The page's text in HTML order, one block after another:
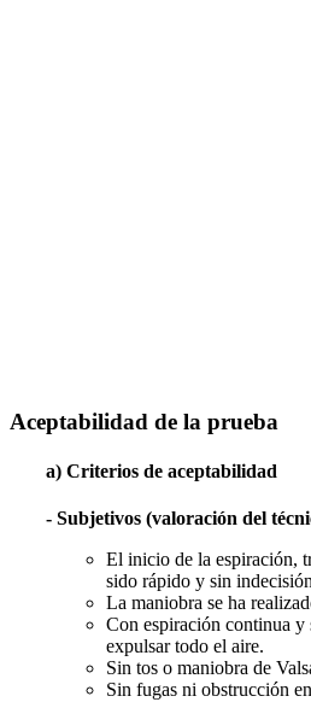
Aceptabilidad de la prueba
a) Criterios de aceptabilidad
- Subjetivos (valoración del
El inicio de la espiración,
sido rápido y sin
La maniobra se ha
Con espiración continua y
expulsar todo el aire.
Sin tos o maniobra de
Sin fugas ni obstrucción